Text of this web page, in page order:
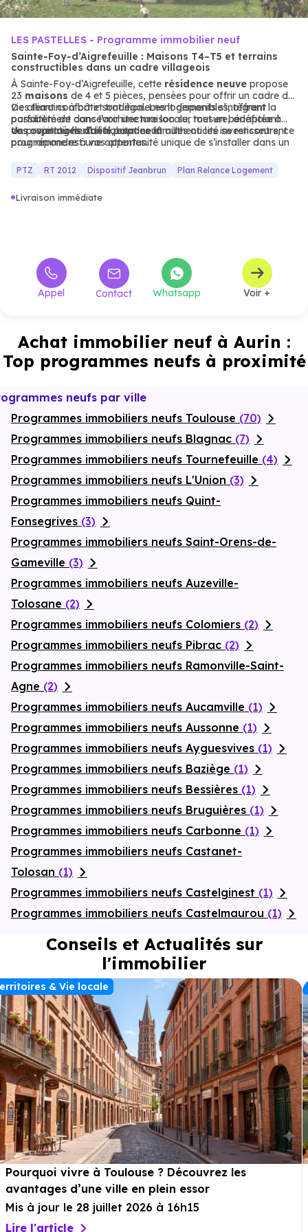
LES PASTELLES - Programme immobilier neuf
Sainte-Foy-d’Aigrefeuille : Maisons T4–T5 et terrains
constructibles dans un cadre villageois
À Sainte-Foy-d’Aigrefeuille, cette résidence neuve propose
23 maisons de 4 et 5 pièces, pensées pour offrir un cadre de
vie alliant confort et tradition. Les logements s’intègrent
parfaitement dans l’architecture locale, tout en bénéficiant
des avantages d’un habitat neuf.
Des terrains à bâtir sont également disponibles, offrant la
possibilité de concevoir une maison sur mesure, adaptée à
vos aspirations. Idéal pour les familles ou les investisseurs, ce
programme est une opportunité unique de s’installer dans un
Un projet où flexibilité, espace et authenticité se rencontrent
pour répondre à vos attentes.
PTZ RT 2012 Dispositif Jeanbrun Plan Relance Logement
Livraison immédiate
Appel Contact Whatsapp Voir +
Achat immobilier neuf à Aurin :
Top programmes neufs à proximité
neufs par ville
Programmes immobiliers neufs Toulouse (70)
Programmes immobiliers neufs Blagnac (7)
Programmes immobiliers neufs Tournefeuille (4)
Programmes immobiliers neufs L'Union (3)
Programmes immobiliers neufs Quint-
Fonsegrives (3)
Programmes immobiliers neufs Saint-Orens-de-
Gameville (3)
Programmes immobiliers neufs Auzeville-
Tolosane (2)
Programmes immobiliers neufs Colomiers (2)
Programmes immobiliers neufs Pibrac (2)
Programmes immobiliers neufs Ramonville-Saint-
Agne (2)
Programmes immobiliers neufs Aucamville (1)
Programmes immobiliers neufs Aussonne (1)
Programmes immobiliers neufs Ayguesvives (1)
Programmes immobiliers neufs Baziège (1)
Programmes immobiliers neufs Bessières (1)
Programmes immobiliers neufs Bruguières (1)
Programmes immobiliers neufs Carbonne (1)
Programmes immobiliers neufs Castanet-
Tolosan (1)
Programmes immobiliers neufs Castelginest (1)
Programmes immobiliers neufs Castelmaurou (1)
Conseils et Actualités sur
l'immobilier
& Vie locale
Pourquoi vivre à Toulouse ? Découvrez les
avantages d’une ville en plein essor
Mis à jour le 28 juillet 2026 à 16h15
Lire l'article